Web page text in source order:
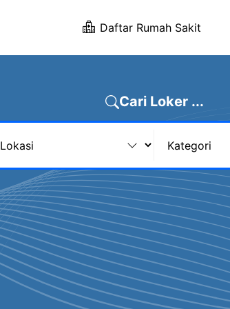
Daftar Rumah Sakit
Cari Loker ...